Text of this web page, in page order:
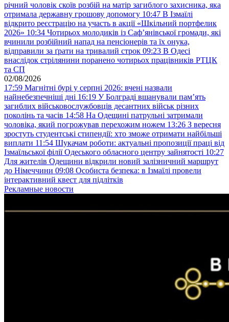
річний чоловік скоїв розбій на матір загиблого захисника, яка
отримала державну грошову допомогу 10:47 В Ізмаїлі
відкрито реєстрацію на участь в акції «Шкільний портфелик
2026» 10:34 Чотирьох молодиків із Саф’янівської громади, які
вчинили розбійний напад на пенсіонерів та їх онука,
відправили за ґрати на тривалий строк 09:23 В Одесі
внаслідок стрілянини поранено чотирьох працівників РТЦК
та СП
02/08/2026
17:59 Магнітні бурі у серпні 2026: вчені назвали
найнебезпечніші дні 16:19 У Болграді вшанували пам’ять
загиблих військовослужбовців десантних військ різних
поколінь та часів 14:58 На Одещині патрульні затримали
чоловіка, який погрожував перехожим ножем 13:26 З вересня
зростуть студентські стипендії: хто зможе отримати найбільші
виплати 11:54 Шукачам роботи: актуальні пропозиції праці від
Ізмаїльської філії Одеського обласного центру зайнятості 10:27
Для жителів Одещини відкрили новий залізничний маршрут
до Німеччини 09:08 Особиста безпека: в Ізмаїлі провели
інтерактивний квест для підлітків
Рекламные новости